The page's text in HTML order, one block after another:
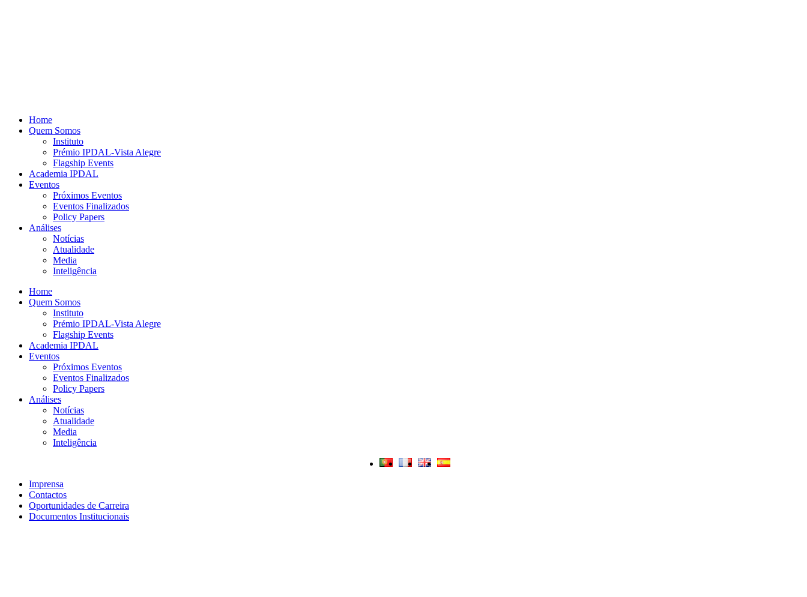
Home
Quem Somos
Instituto
Prémio IPDAL-Vista Alegre
Flagship Events
Academia IPDAL
Eventos
Próximos Eventos
Eventos Finalizados
Policy Papers
Análises
Notícias
Atualidade
Media
Inteligência
Home
Quem Somos
Instituto
Prémio IPDAL-Vista Alegre
Flagship Events
Academia IPDAL
Eventos
Próximos Eventos
Eventos Finalizados
Policy Papers
Análises
Notícias
Atualidade
Media
Inteligência
Imprensa
Contactos
Oportunidades de Carreira
Documentos Institucionais